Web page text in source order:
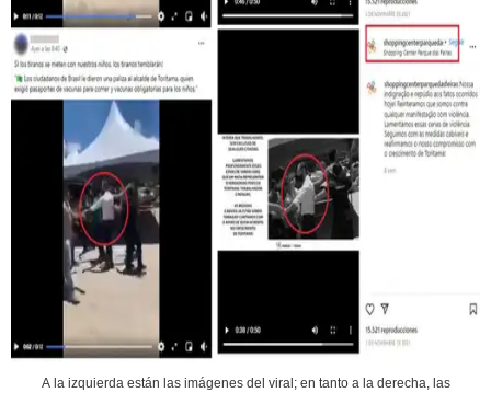
A la izquierda están las imágenes del viral; en tanto a la derecha, las